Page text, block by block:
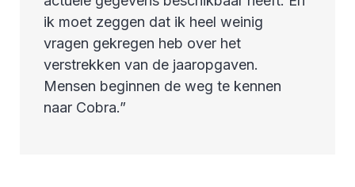
ik moet zeggen dat ik heel weinig
vragen gekregen heb over het
verstrekken van de jaaropgaven.
Mensen beginnen de weg te kennen
naar Cobra.”